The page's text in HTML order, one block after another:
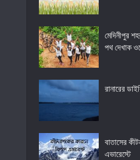
মেদিনীপুর
পথ দেখাক
রানারের
বাতাসের
এভারেস্টে